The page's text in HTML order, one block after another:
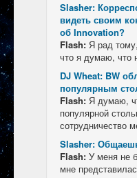
Slasher:
видеть своим
об Innovation?
Flash: Я рад
что я думаю, что
DJ Wheat: BW
популярным
Flash: Я думаю,
популярной
сотрудничество
Slasher:
Flash: У меня не
мне